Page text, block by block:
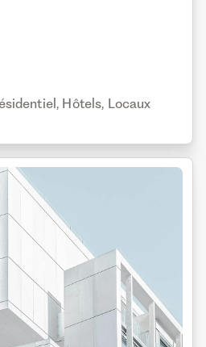
Hôtels, Locaux